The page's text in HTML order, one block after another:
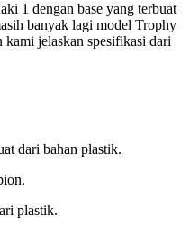
1 dengan base yang terbuat
banyak lagi model Trophy
jelaskan spesifikasi dari
dari bahan plastik.
plastik.